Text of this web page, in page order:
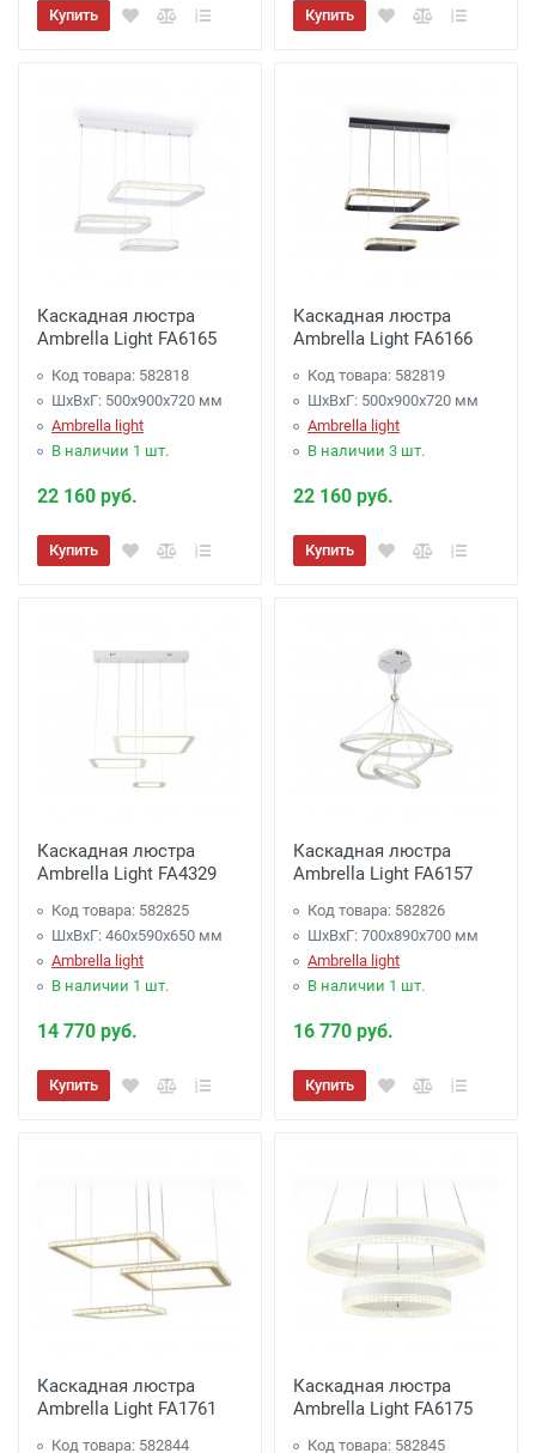
Купить Купить
Каскадная люстра
Ambrella Light FA6165
Код товара: 582818
ШхВхГ: 500x900x720 мм
Ambrella light
В наличии 1 шт.
22 160 руб.
Купить
Каскадная люстра
Ambrella Light FA6166
Код товара: 582819
ШхВхГ: 500x900x720 мм
Ambrella light
В наличии 3 шт.
22 160 руб.
Купить
Каскадная люстра
Ambrella Light FA4329
Код товара: 582825
ШхВхГ: 460x590x650 мм
Ambrella light
В наличии 1 шт.
14 770 руб.
Купить
Каскадная люстра
Ambrella Light FA6157
Код товара: 582826
ШхВхГ: 700x890x700 мм
Ambrella light
В наличии 1 шт.
16 770 руб.
Купить
Каскадная люстра
Ambrella Light FA1761
Код товара: 582844
Каскадная люстра
Ambrella Light FA6175
Код товара: 582845